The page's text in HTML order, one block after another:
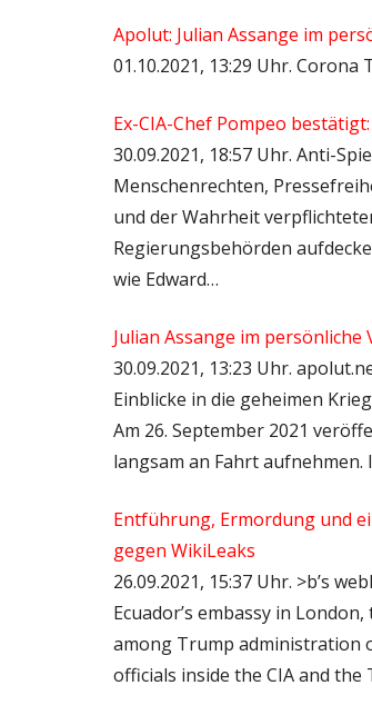
Apolut: Julian Assange im
01.10.2021, 13:29 Uhr.
Ex-CIA-Chef Pompeo
30.09.2021, 18:57 Uhr. Anti-
Menschenrechten,
und der Wahrheit
Regierungsbehörden
wie Edward…
Julian Assange im
30.09.2021, 13:23 Uhr.
Einblicke in die geheimen
Am 26. September 2021
langsam an Fahrt
Entführung, Ermordung und
gegen WikiLeaks
26.09.2021, 15:37 Uhr. >b’s
Ecuador’s embassy in
among Trump administration
officials inside the CIA and